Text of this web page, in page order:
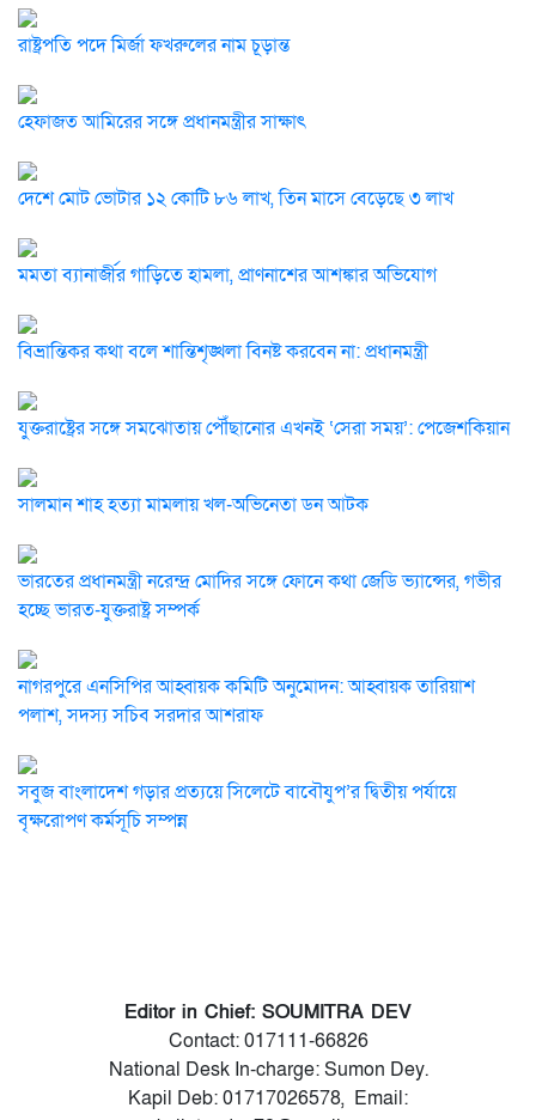
রাষ্ট্রপতি পদে মির্জা ফখরুলের নাম চূড়ান্ত
হেফাজত আমিরের সঙ্গে প্রধানমন্ত্রীর সাক্ষাৎ
দেশে মোট ভোটার ১২ কোটি ৮৬ লাখ, তিন মাসে বেড়েছে ৩ লাখ
মমতা ব্যানার্জীর গাড়িতে হামলা, প্রাণনাশের আশঙ্কার অভিযোগ
বিভ্রান্তিকর কথা বলে শান্তিশৃঙ্খলা বিনষ্ট করবেন না: প্রধানমন্ত্রী
যুক্তরাষ্ট্রের সঙ্গে সমঝোতায় পৌঁছানোর এখনই ‘সেরা সময়’: পেজেশকিয়ান
সালমান শাহ হত্যা মামলায় খল-অভিনেতা ডন আটক
ভারতের প্রধানমন্ত্রী নরেন্দ্র মোদির সঙ্গে ফোনে কথা জেডি ভ্যান্সের, গভীর
হচ্ছে ভারত-যুক্তরাষ্ট্র সম্পর্ক
নাগরপুরে এনসিপির আহ্বায়ক কমিটি অনুমোদন: আহ্বায়ক তারিয়াশ
পলাশ, সদস্য সচিব সরদার আশরাফ
সবুজ বাংলাদেশ গড়ার প্রত্যয়ে সিলেটে বাবৌযুপ’র দ্বিতীয় পর্যায়ে
বৃক্ষরোপণ কর্মসূচি সম্পন্ন
Editor in Chief: SOUMITRA DEV
Contact: 017111-66826
National Desk In-charge: Sumon Dey.
Kapil Deb: 01717026578, Email: